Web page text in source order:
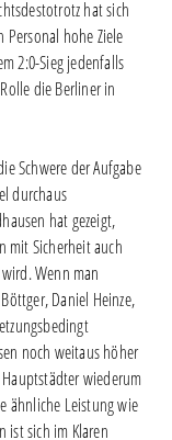
hat sich
hohe Ziele
2:0-Sieg jedenfalls
die Berliner in
Schwere der Aufgabe
durchaus
hat gezeigt,
mit Sicherheit auch
Wenn man
Daniel Heinze,
noch weitaus höher
wiederum
ähnliche Leistung wie
ist sich im Klaren